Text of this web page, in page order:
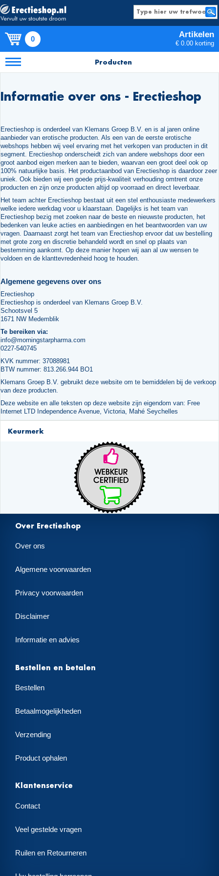
0 Artikelen
€ 0.00 korting
Producten
Informatie over ons - Erectieshop
Erectieshop is onderdeel van Klemans Groep B.V. en is al jaren online
aanbieder van erotische producten. Als een van de eerste erotische
webshops hebben wij veel ervaring met het verkopen van producten in dit
segment. Erectieshop onderscheidt zich van andere webshops door een
groot aanbod eigen merken aan te bieden, waarvan een groot deel ook op
100% natuurlijke basis. Het productaanbod van Erectieshop is daardoor zeer
uniek. Ook bieden wij een goede prijs-kwaliteit verhouding omtrent onze
producten en zijn onze producten altijd op voorraad en direct leverbaar.
Het team achter Erectieshop bestaat uit een stel enthousiaste medewerkers
welke iedere werkdag voor u klaarstaan. Dagelijks is het team van
Erectieshop bezig met zoeken naar de beste en nieuwste producten, het
bedenken van leuke acties en aanbiedingen en het beantwoorden van uw
vragen. Daarnaast zorgt het team van Erectieshop ervoor dat uw bestelling
met grote zorg en discretie behandeld wordt en snel op plaats van
bestemming aankomt. Op deze manier hopen wij aan al uw wensen te
voldoen en de klanttevredenheid hoog te houden.
Algemene gegevens over ons
Erectieshop
Erectieshop is onderdeel van Klemans Groep B.V.
Schootsvel 5
1671 NW Medemblik
Te bereiken via:
info@morningstarpharma.com
0227-540745
KVK nummer: 37088981
BTW nummer: 813.266.944 BO1
Klemans Groep B.V. gebruikt deze website om te bemiddelen bij de verkoop
van deze producten.
Deze website en alle teksten op deze website zijn eigendom van: Free
Internet LTD Independence Avenue, Victoria, Mahé Seychelles
Keurmerk
Over Erectieshop
Over ons
Algemene voorwaarden
Privacy voorwaarden
Disclaimer
Informatie en advies
Bestellen en betalen
Bestellen
Betaalmogelijkheden
Verzending
Product ophalen
Klantenservice
Contact
Veel gestelde vragen
Ruilen en Retourneren